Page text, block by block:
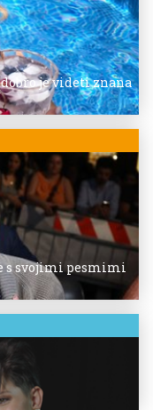
je videti znana
s svojimi pesmimi